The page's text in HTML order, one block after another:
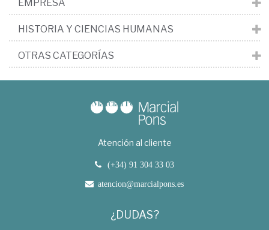
EMPRESA
HISTORIA Y CIENCIAS HUMANAS
OTRAS CATEGORÍAS
Atención al cliente
(+34) 91 304 33 03
atencion@marcialpons.es
¿DUDAS?